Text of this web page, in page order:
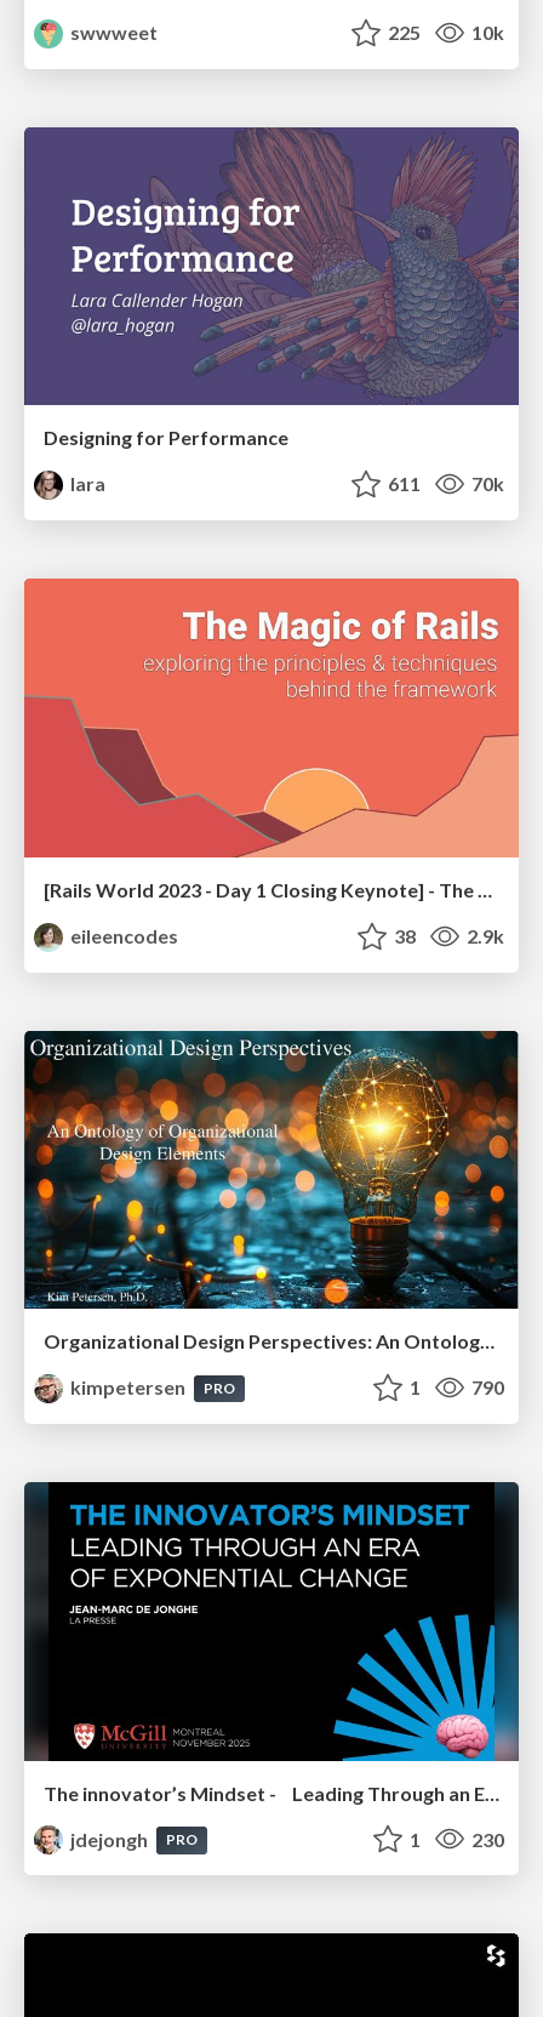
swwweet
225 10k
Designing for Performance
lara
611 70k
eileencodes
38 2.9k
Organizational Design Perspectives: An Ontology of Organizational Design Elements
kimpetersen
PRO 1 790
jdejongh
PRO 1 230